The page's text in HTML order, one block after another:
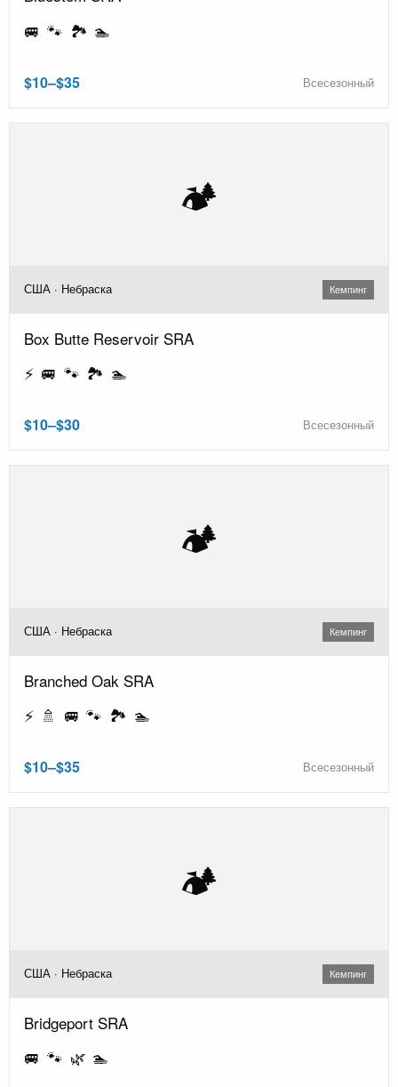
🚐 🐾 🏞️ 🏊
$10–$35 Всесезонный
🏕️
США · Небраска Кемпинг
Box Butte Reservoir SRA
⚡ 🚐 🐾 🏞️ 🏊
$10–$30 Всесезонный
🏕️
США · Небраска Кемпинг
Branched Oak SRA
⚡ 🚿 🚐 🐾 🏞️ 🏊
$10–$35 Всесезонный
🏕️
США · Небраска Кемпинг
Bridgeport SRA
🚐 🐾 🌿 🏊